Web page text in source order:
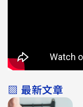
▧ 最新文章